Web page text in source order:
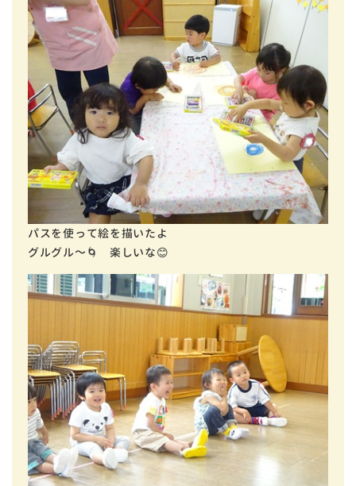
パスを使って絵を描いたよ
グルグル～🌀 楽しいな😊